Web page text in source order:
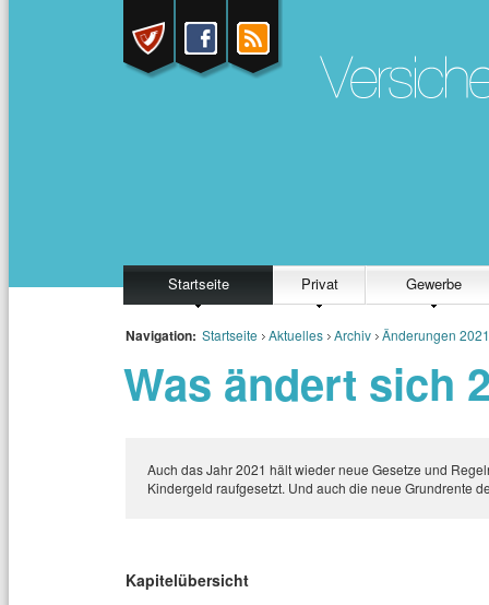
Startseite Privat Gewerbe
Navigation: Startseite Aktuelles Archiv Änderungen 2021
Was ändert sich
Auch das Jahr 2021 hält wieder neue Gesetze und
Kindergeld raufgesetzt. Und auch die neue Grundrente
Kapitelübersicht